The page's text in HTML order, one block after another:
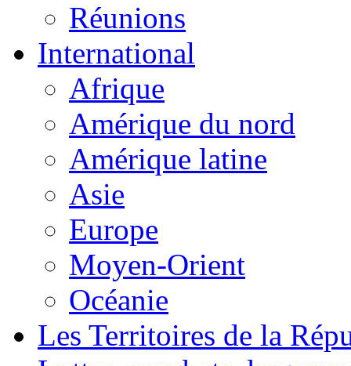
Réunions
International
Afrique
Amérique du nord
Amérique latine
Asie
Europe
Moyen-Orient
Océanie
Les Territoires de la